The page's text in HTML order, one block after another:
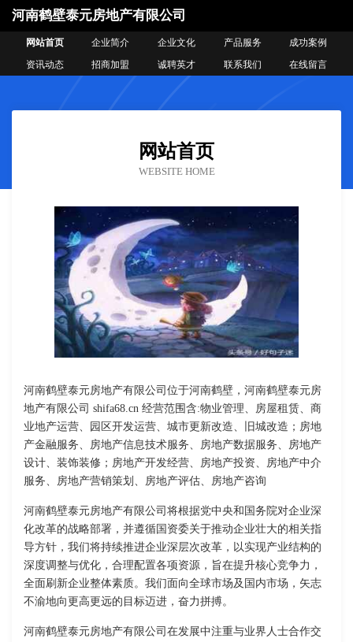
河南鹤壁泰元房地产有限公司
网站首页 企业简介 企业文化 产品服务
成功案例
资讯动态
招商加盟 诚聘英才 联系我们 在线留言
网站首页
WEBSITE HOME
河南鹤壁泰元房地产有限公司位于河南鹤壁，河南鹤壁泰元房
地产有限公司 shifa68.cn 经营范围含:物业管理、房屋租赁、商
业地产运营、园区开发运营、城市更新改造、旧城改造；房地
产金融服务、房地产信息技术服务、房地产数据服务、房地产
设计、装饰装修；房地产开发经营、房地产投资、房地产中介
服务、房地产营销策划、房地产评估、房地产咨询
河南鹤壁泰元房地产有限公司将根据党中央和国务院对企业深
化改革的战略部署，并遵循国资委关于推动企业壮大的相关指
导方针，我们将持续推进企业深层次改革，以实现产业结构的
深度调整与优化，合理配置各项资源，旨在提升核心竞争力，
全面刷新企业整体素质。我们面向全球市场及国内市场，矢志
不渝地向更高更远的目标迈进，奋力拼搏。
河南鹤壁泰元房地产有限公司在发展中注重与业界人士合作交